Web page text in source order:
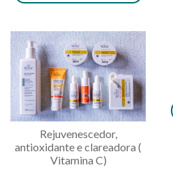
Rejuvenescedor,
antioxidante e clareadora (
Vitamina C)